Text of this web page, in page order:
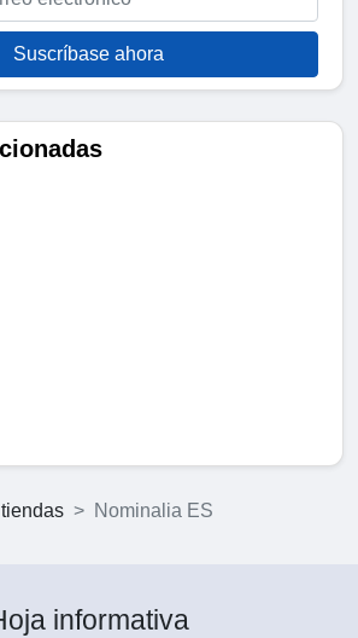
Suscríbase ahora
Nominalia ES
informativa